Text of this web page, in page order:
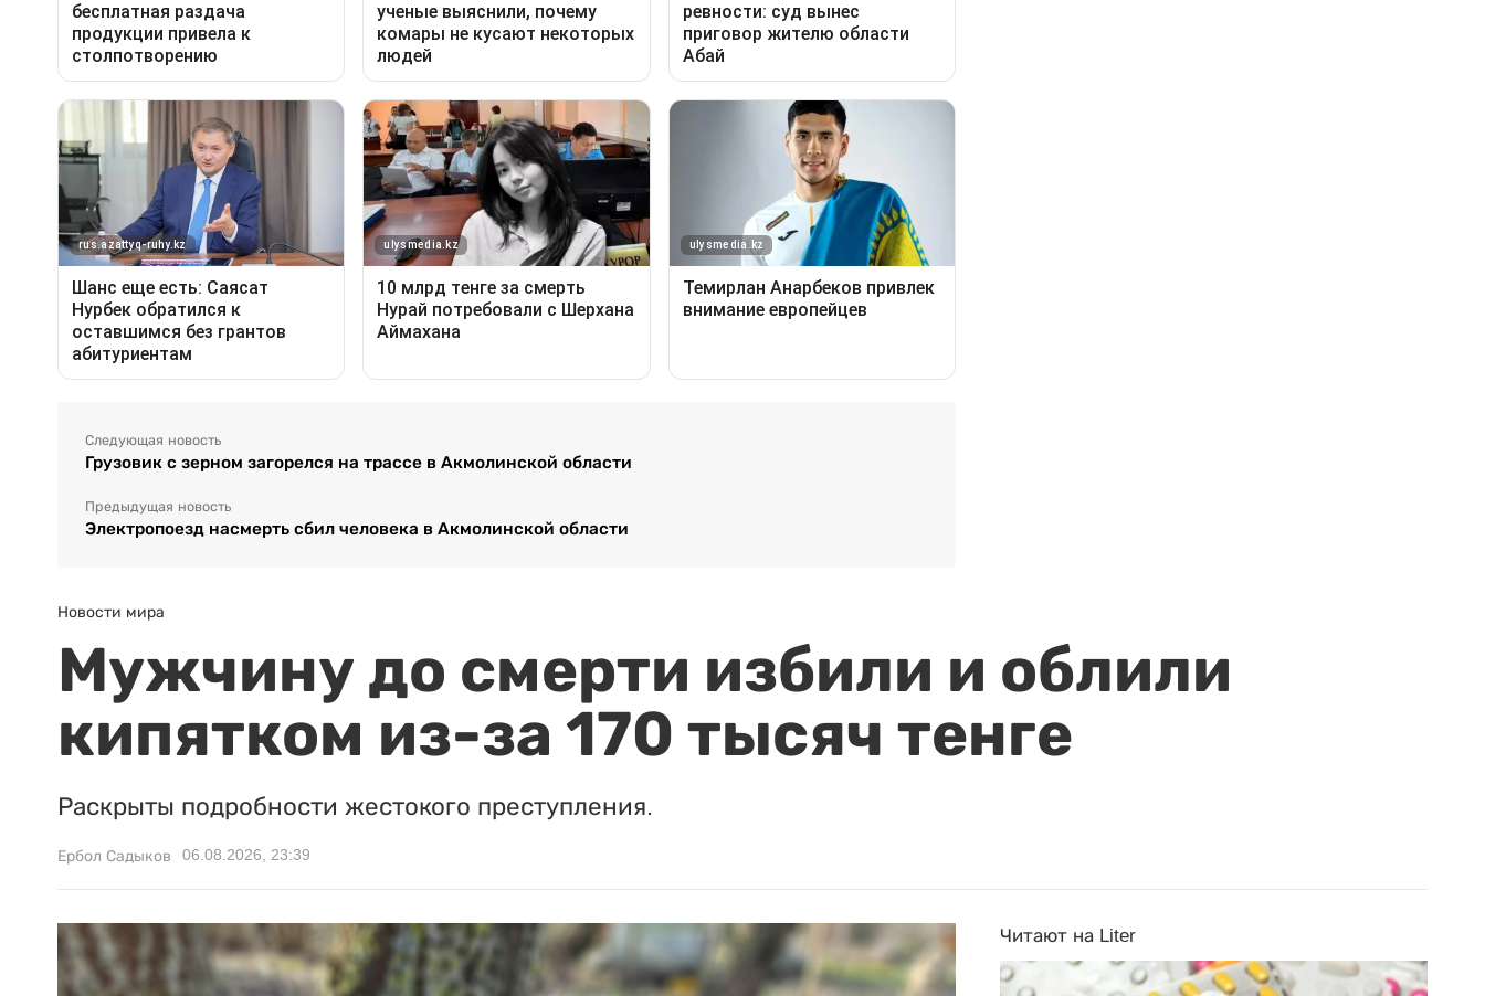
Следующая новость
Грузовик с зерном загорелся на трассе в Акмолинской области
Предыдущая новость
Электропоезд насмерть сбил человека в Акмолинской области
Новости мира
Мужчину до смерти избили и облили
кипятком из-за 170 тысяч тенге
Раскрыты подробности жестокого преступления.
Ербол Садыков 06.08.2026, 23:39
Читают на Liter